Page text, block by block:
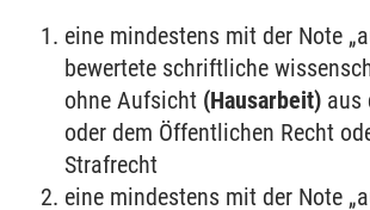
eine mindestens mit der Note
bewertete schriftliche
ohne Aufsicht (Hausarbeit) aus
oder dem Öffentlichen Recht
Strafrecht
eine mindestens mit der Note